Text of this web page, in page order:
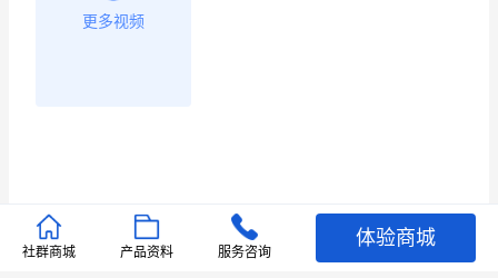
更多视频
推荐文章
社群商城 产品资料 服务咨询
体验商城